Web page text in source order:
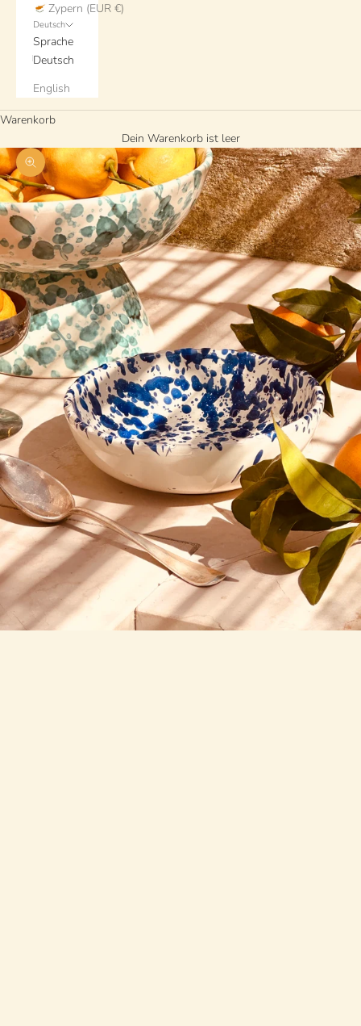
Zypern (EUR €)
Deutsch
Sprache
Deutsch
English
Warenkorb
Dein Warenkorb ist leer
Bild vergrößern